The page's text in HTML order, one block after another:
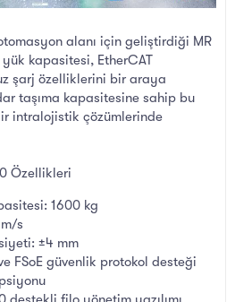
alanı için geliştirdiği MR
kapasitesi, EtherCAT
şarj özelliklerini bir araya
taşıma kapasitesine sahip bu
intralojistik çözümlerinde
Özellikleri
1600 kg
s
±4 mm
FSoE güvenlik protokol desteği